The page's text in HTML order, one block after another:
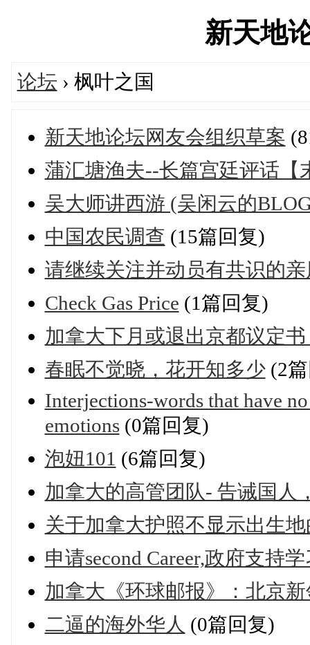
新天地
论坛 › 枫叶之国
新天地论坛网友会组织草案
蒲汇塘渔夫--长篇宫廷评话【
吴大师讲西游 (吴闲云的
中国农民调查 (15篇回复)
请继续关注并动员有共识的
Check Gas Price (1篇回复)
加拿大下月或退出京都议定
春眠不觉晓，花开知多少(2
Interjections-words that have
emotions(0篇回复)
泡妞101 (6篇回复)
加拿大的高管团队- 告诫国人
关于加拿大护照不显示出生
申请second Career,政府支持
加拿大《环球邮报》：北京
二逼的海外华人 (0篇回复)